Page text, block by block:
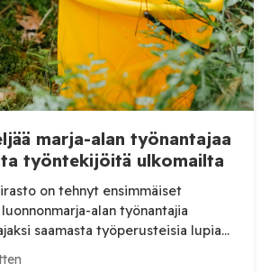
marja-alan työnantajaa
työntekijöitä ulkomailta
on tehnyt ensimmäiset
alan työnantajia
saamasta työperusteisia lupia
työntekijöille. Päätösten